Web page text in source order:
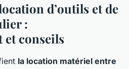
d’outils et de
:
conseils
la location matériel entre